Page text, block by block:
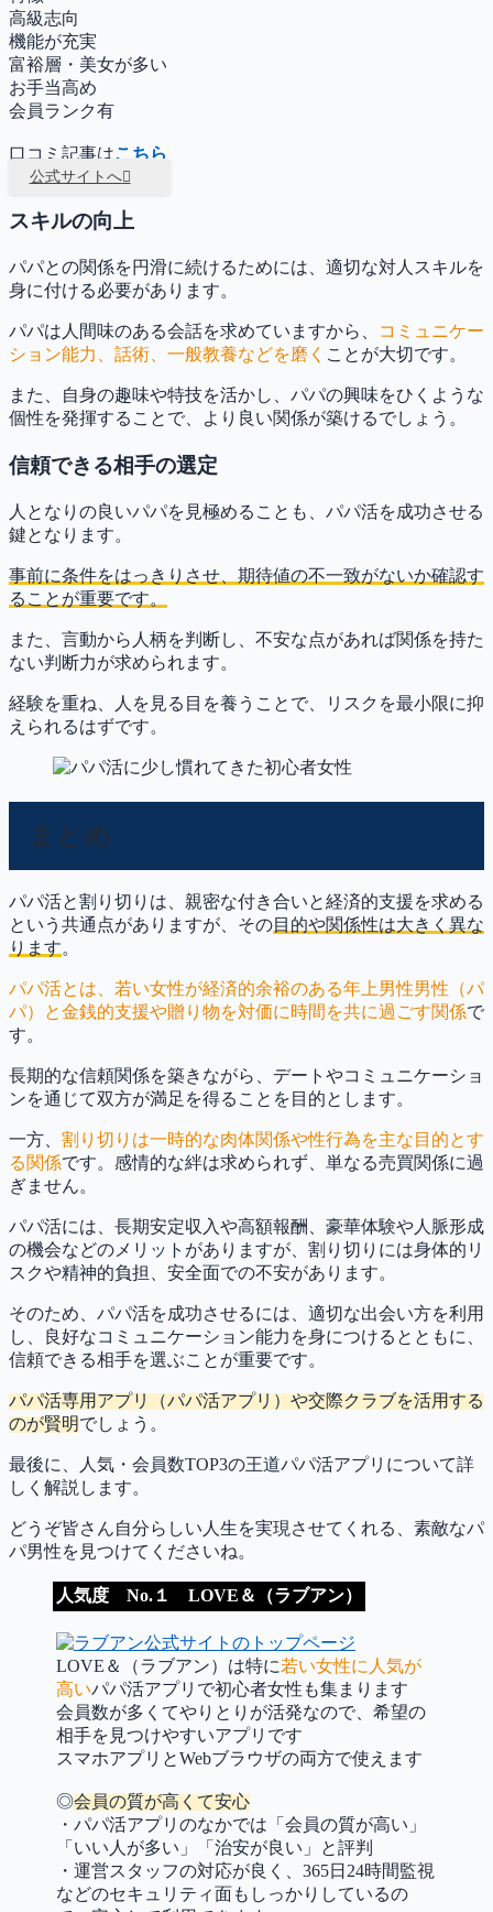
高級志向
機能が充実
富裕層・美女が多い
お手当高め
会員ランク有
口コミ記事はこちら
公式サイトへ
スキルの向上
パパとの関係を円滑に続けるためには、適切な対人スキルを
身に付ける必要があります。
パパは人間味のある会話を求めていますから、
コミュニケー
ション能力、話術、一般教養などを磨く ことが大切です。
また、自身の趣味や特技を活かし、パパの興味をひくような
個性を発揮することで、より良い関係が築けるでしょう。
信頼できる相手の選定
人となりの良いパパを見極めることも、パパ活を成功させる
鍵となります。
事前に条件をはっきりさせ、期待値の不一致がないか確認す
る ことが重要です。
また、言動から人柄を判断し、不安な点があれば関係を持た
ない判断力が求められます。
経験を重ね、人を見る目を養うことで、リスクを最小限に抑
えられるはずです。
まとめ
パパ活と割り切りは、親密な付き合いと経済的支援を求める
という共通点がありますが、その目的や関係性は大きく異な
ります。
パパ活とは、若い女性が経済的余裕のある年上男性男性（パ
パ）と金銭的支援や贈り物を対価に時間を共に過ごす関係で
す。
長期的な信頼関係を築きながら、デートやコミュニケーショ
ンを通じて双方が満足を得ることを目的とします。
一方、 割り切りは一時的な肉体関係や性行為を主な目的とす
る関係です。感情的な絆は求められず、単なる売買関係に過
ぎません。
パパ活には、長期安定収入や高額報酬、豪華体験や人脈形成
の機会などのメリットがありますが、割り切りには身体的リ
スクや精神的負担、安全面での不安があります。
そのため、パパ活を成功させるには、適切な出会い方を利用
し、良好なコミュニケーション能力を身につけるとともに、
信頼できる相手を選ぶことが重要です。
パパ活専用アプリ（パパ活アプリ）や交際クラブを活用する
のが賢明でしょう。
最後に、人気・会員数TOP3の王道パパ活アプリについて詳
しく解説します。
どうぞ皆さん自分らしい人生を実現させてくれる、素敵なパ
パ男性を見つけてくださいね。
人気度 No.１ LOVE＆（ラブアン）
LOVE＆（ラブアン）は特に若い女性に人気が
高いパパ活アプリで初心者女性も集まります
会員数が多くてやりとりが活発なので、希望の
相手を見つけやすいアプリです
スマホアプリとWebブラウザの両方で使えます
◎会員の質が高くて安心
・パパ活アプリのなかでは「会員の質が高い」
「いい人が多い」「治安が良い」と評判
・運営スタッフの対応が良く、365日24時間監視
などのセキュリティ面もしっかりしているの